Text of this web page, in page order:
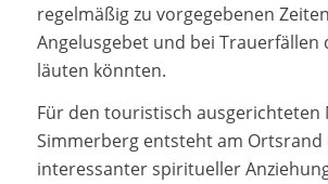
regelmäßig zu vorgegebenen
Angelusgebet und bei Trauerfällen
läuten könnten.
Für den touristisch ausgerichteten
Simmerberg entsteht am Ortsrand
interessanter spiritueller